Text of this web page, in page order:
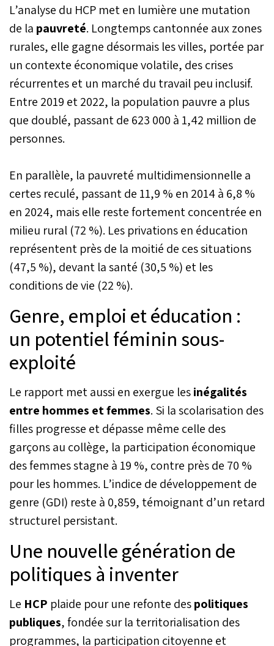
L’analyse du HCP met en lumière une mutation
de la pauvreté. Longtemps cantonnée aux zones
rurales, elle gagne désormais les villes, portée par
un contexte économique volatile, des crises
récurrentes et un marché du travail peu inclusif.
Entre 2019 et 2022, la population pauvre a plus
que doublé, passant de 623 000 à 1,42 million de
personnes.
En parallèle, la pauvreté multidimensionnelle a
certes reculé, passant de 11,9 % en 2014 à 6,8 %
en 2024, mais elle reste fortement concentrée en
milieu rural (72 %). Les privations en éducation
représentent près de la moitié de ces situations
(47,5 %), devant la santé (30,5 %) et les
conditions de vie (22 %).
Genre, emploi et éducation :
un potentiel féminin sous-
exploité
Le rapport met aussi en exergue lesinégalités
entre hommes et femmes. Si la scolarisation des
filles progresse et dépasse même celle des
garçons au collège, la participation économique
des femmes stagne à 19 %, contre près de 70 %
pour les hommes. L’indice de développement de
genre (GDI) reste à 0,859, témoignant d’un retard
structurel persistant.
Une nouvelle génération de
politiques à inventer
Le HCP plaide pour une refonte despolitiques
publiques, fondée sur la territorialisation des
programmes, la participation citoyenne et